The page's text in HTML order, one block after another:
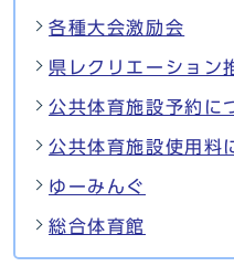
各種大会激励会
県レクリエーション
公共体育施設予約に
公共体育施設使用料
ゆーみんぐ
総合体育館